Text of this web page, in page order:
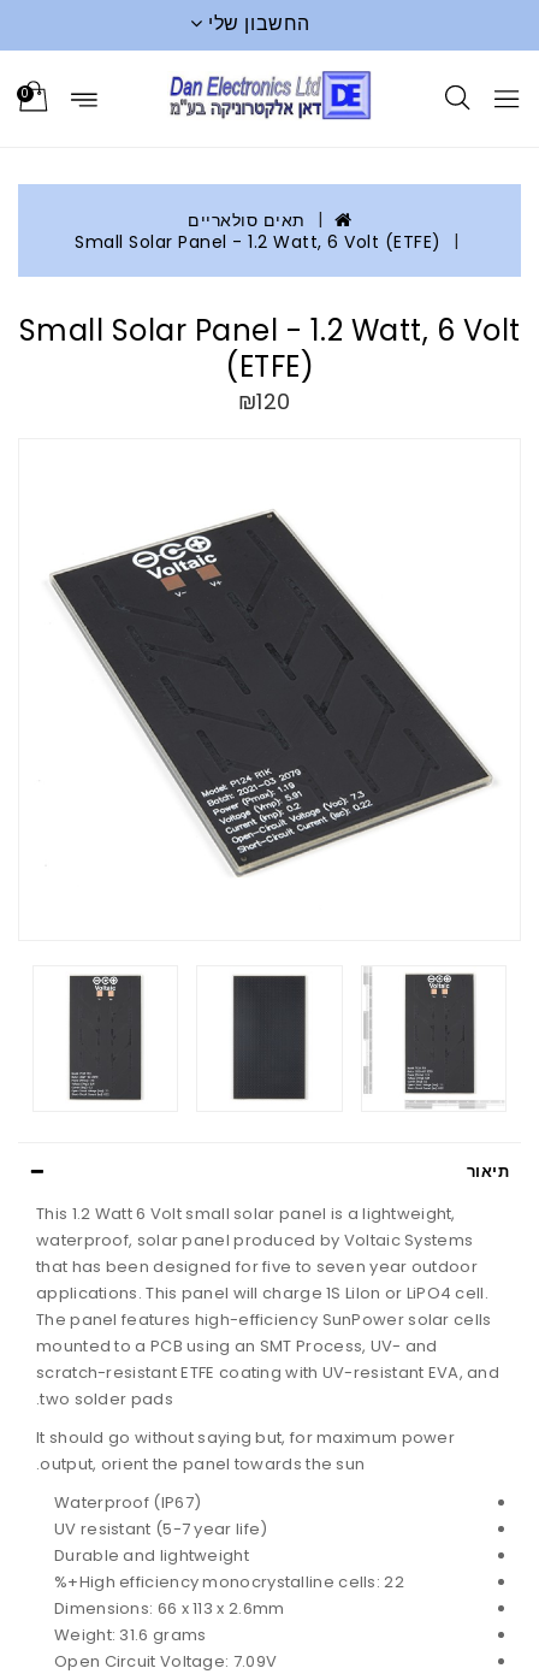
החשבון שלי
0
תאים סולאריים
Small Solar Panel - 1.2 Watt, 6 Volt (ETFE)
Small Solar Panel - 1.2 Watt, 6 Volt
(ETFE)
₪120
תיאור
This 1.2 Watt 6 Volt small solar panel is a lightweight,
waterproof, solar panel produced by Voltaic Systems
that has been designed for five to seven year outdoor
applications. This panel will charge 1S LiIon or LiPO4 cell.
The panel features high-efficiency SunPower solar cells
mounted to a PCB using an SMT Process, UV- and
scratch-resistant ETFE coating with UV-resistant EVA, and
two solder pads.
It should go without saying but, for maximum power
output, orient the panel towards the sun.
Waterproof (IP67)
UV resistant (5-7 year life)
Durable and lightweight
High efficiency monocrystalline cells: 22+%
Dimensions: 66 x 113 x 2.6mm
Weight: 31.6 grams
Open Circuit Voltage: 7.09V